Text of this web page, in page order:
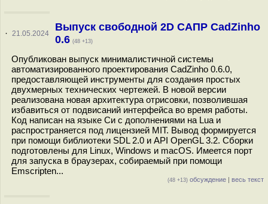
· 21.05.2024
Выпуск свободной 2D САПР CadZinho
0.6 (48 +13)
Опубликован выпуск минималистичной системы
автоматизированного проектирования CadZinho 0.6.0,
предоставляющей инструменты для создания простых
двухмерных технических чертежей. В новой версии
реализована новая архитектура отрисовки, позволившая
избавиться от подвисаний интерфейса во время работы.
Код написан на языке Си с дополнениями на Lua и
распространяется под лицензией MIT. Вывод формируется
при помощи библиотеки SDL 2.0 и API OpenGL 3.2. Сборки
подготовлены для Linux, Windows и macOS. Имеется порт
для запуска в браузерах, собираемый при помощи
Emscripten...
(48 +13) обсуждение | весь текст